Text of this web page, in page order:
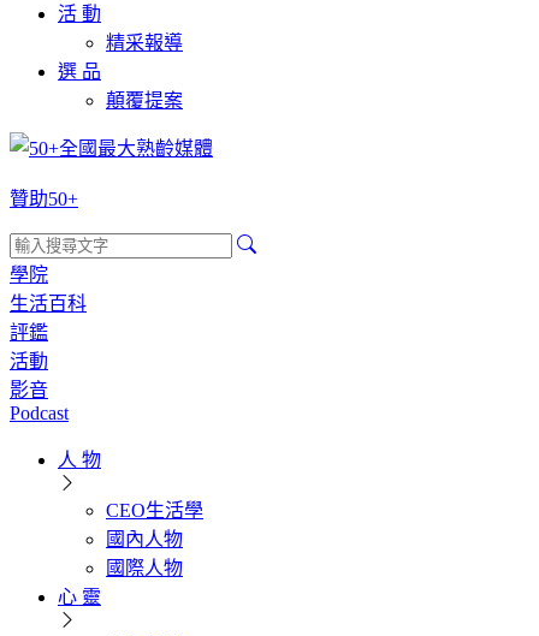
活 動
精采報導
選 品
顛覆提案
贊助50+
學院
生活百科
評鑑
活動
影音
Podcast
人 物
CEO生活學
國內人物
國際人物
心 靈